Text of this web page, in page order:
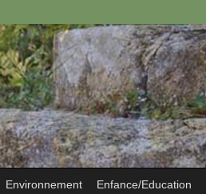
Environnement Enfance/Education